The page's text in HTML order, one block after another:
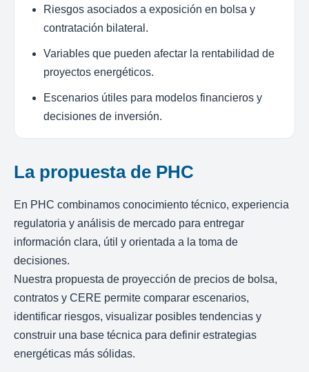
Riesgos asociados a exposición en bolsa y
contratación bilateral.
Variables que pueden afectar la rentabilidad de
proyectos energéticos.
Escenarios útiles para modelos financieros y
decisiones de inversión.
La propuesta de PHC
En PHC combinamos conocimiento técnico, experiencia
regulatoria y análisis de mercado para entregar
información clara, útil y orientada a la toma de
decisiones.
Nuestra propuesta de proyección de precios de bolsa,
contratos y CERE permite comparar escenarios,
identificar riesgos, visualizar posibles tendencias y
construir una base técnica para definir estrategias
energéticas más sólidas.